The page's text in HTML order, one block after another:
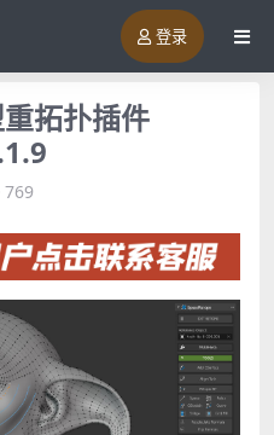
登录
拓扑插件
769